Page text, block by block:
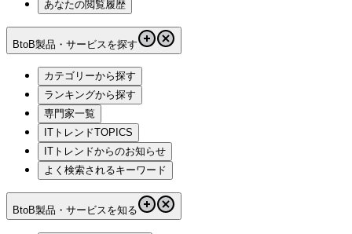
あなたの閲覧履歴
BtoB製品・サービスを探す
カテゴリーから探す
ランキングから探す
専門家一覧
ITトレンドTOPICS
ITトレンドからのお知らせ
よく検索されるキーワード
BtoB製品・サービスを知る